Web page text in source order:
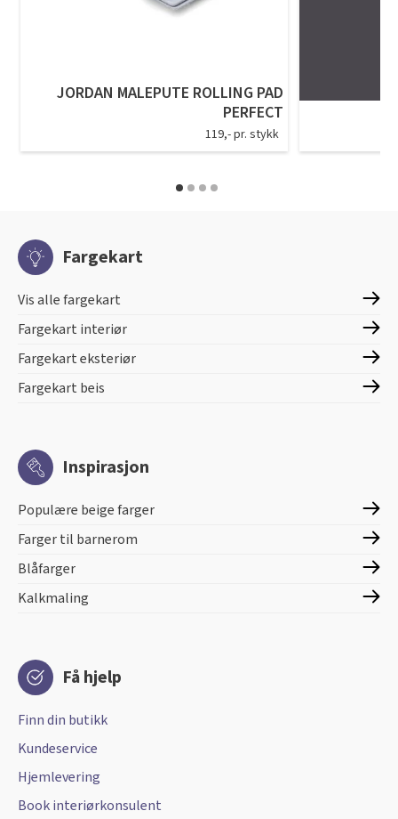
JORDAN MALEPUTE ROLLING PAD
PERFECT
119,- pr. stykk
Fargekart
Vis alle fargekart
Fargekart interiør
Fargekart eksteriør
Fargekart beis
Inspirasjon
Populære beige farger
Farger til barnerom
Blåfarger
Kalkmaling
Få hjelp
Finn din butikk
Kundeservice
Hjemlevering
Book interiørkonsulent